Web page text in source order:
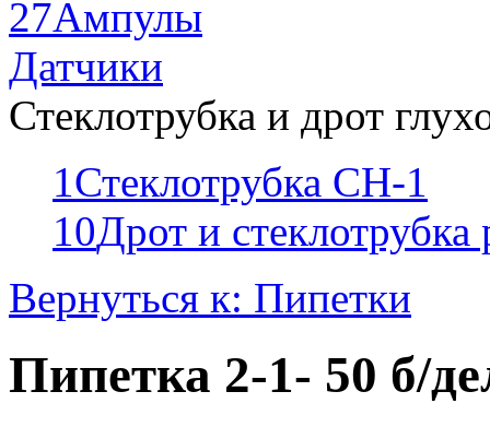
27Ампулы
Датчики
Стеклотрубка и дрот
1Стеклотрубка СН-1
10Дрот и
Вернуться к: Пипетки
Пипетка 2-1- 50 б/